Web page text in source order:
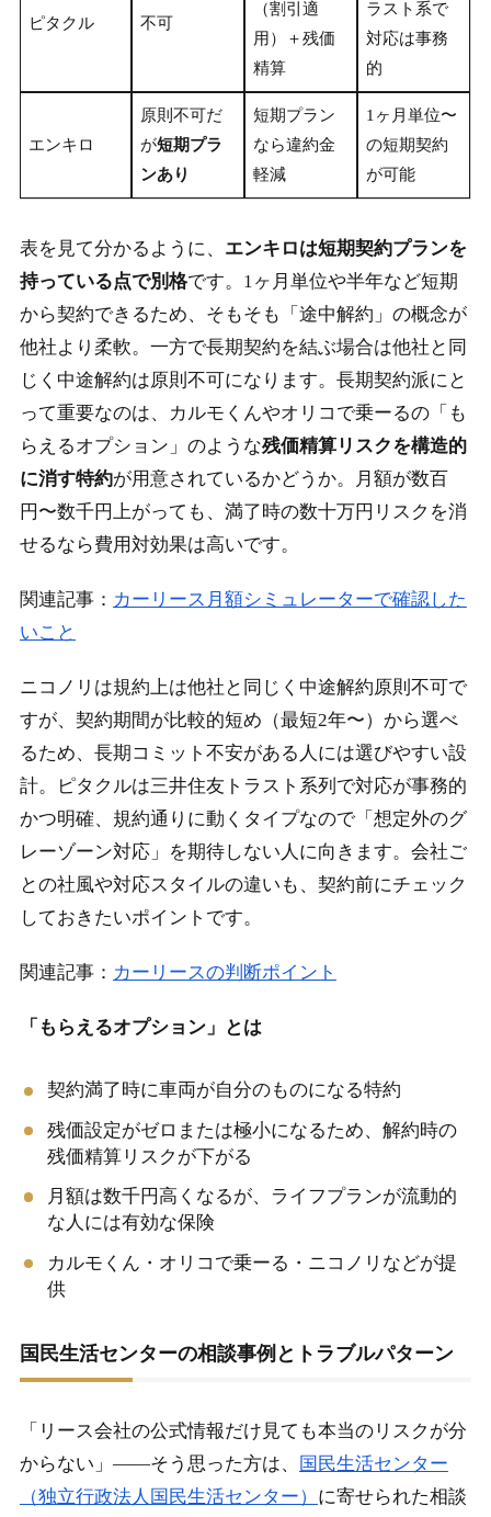
ピタクル 不可
（割引適
用）＋残価
精算
ラスト系で
対応は事務
的
エンキロ
原則不可だ
が短期プラ
ンあり
短期プラン
なら違約金
軽減
1ヶ月単位〜
の短期契約
が可能
表を見て分かるように、 エンキロは短期契約プランを
持っている点で別格です。1ヶ月単位や半年など短期
から契約できるため、そもそも「途中解約」の概念が
他社より柔軟。一方で長期契約を結ぶ場合は他社と同
じく中途解約は原則不可になります。長期契約派にと
って重要なのは、カルモくんやオリコで乗ーるの「も
らえるオプション」のような残価精算リスクを構造的
に消す特約が用意されているかどうか。月額が数百
円〜数千円上がっても、満了時の数十万円リスクを消
せるなら費用対効果は高いです。
関連記事： カーリース月額シミュレーターで確認した
いこと
ニコノリは規約上は他社と同じく中途解約原則不可で
すが、契約期間が比較的短め（最短2年〜）から選べ
るため、長期コミット不安がある人には選びやすい設
計。ピタクルは三井住友トラスト系列で対応が事務的
かつ明確、規約通りに動くタイプなので「想定外のグ
レーゾーン対応」を期待しない人に向きます。会社ご
との社風や対応スタイルの違いも、契約前にチェック
しておきたいポイントです。
関連記事： カーリースの判断ポイント
「もらえるオプション」とは
契約満了時に車両が自分のものになる特約
残価設定がゼロまたは極小になるため、解約時の
残価精算リスクが下がる
月額は数千円高くなるが、ライフプランが流動的
な人には有効な保険
カルモくん・オリコで乗ーる・ニコノリなどが提
供
国民生活センターの相談事例とトラブルパターン
「リース会社の公式情報だけ見ても本当のリスクが分
からない」――そう思った方は、
国民生活センター
（独立行政法人国民生活センター） に寄せられた相談